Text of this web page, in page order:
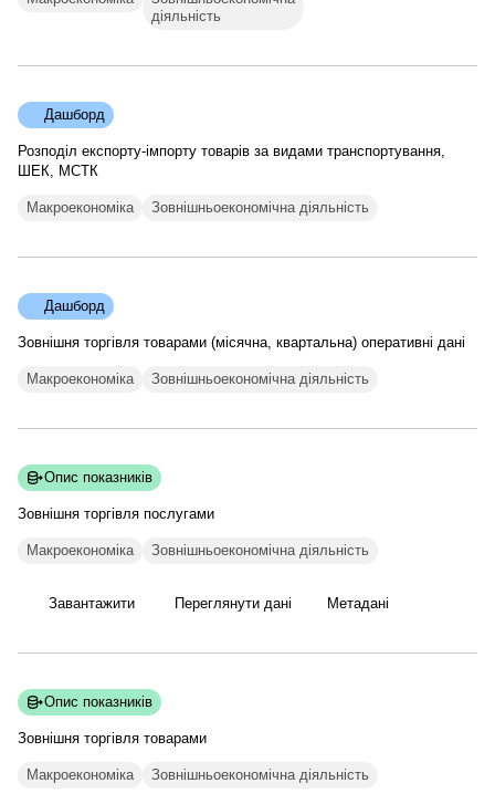
діяльність
Дашборд
Розподіл експорту-імпорту товарів за видами транспортування,
ШЕК, МСТК
Макроекономіка Зовнішньоекономічна діяльність
Дашборд
Зовнішня торгівля товарами (місячна, квартальна) оперативні дані
Макроекономіка Зовнішньоекономічна діяльність
Опис показників
Зовнішня торгівля послугами
Макроекономіка Зовнішньоекономічна діяльність
Завантажити Переглянути дані Метадані
Опис показників
Зовнішня торгівля товарами
Макроекономіка Зовнішньоекономічна діяльність